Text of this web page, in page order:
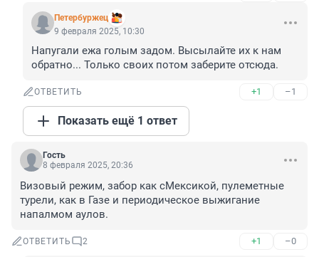
Пeтербуржец
9 февраля 2025, 10:30
Напугали ежа голым задом. Высылайте их к нам
обратно... Только своих потом заберите отсюда.
ОТВЕТИТЬ +1 –1
Показать ещё 1 ответ
Гость
8 февраля 2025, 20:36
Визовый режим, забор как сМексикой, пулеметные
турели, как в Газе и периодическое выжигание
напалмом аулов.
ОТВЕТИТЬ 2 +1 –0